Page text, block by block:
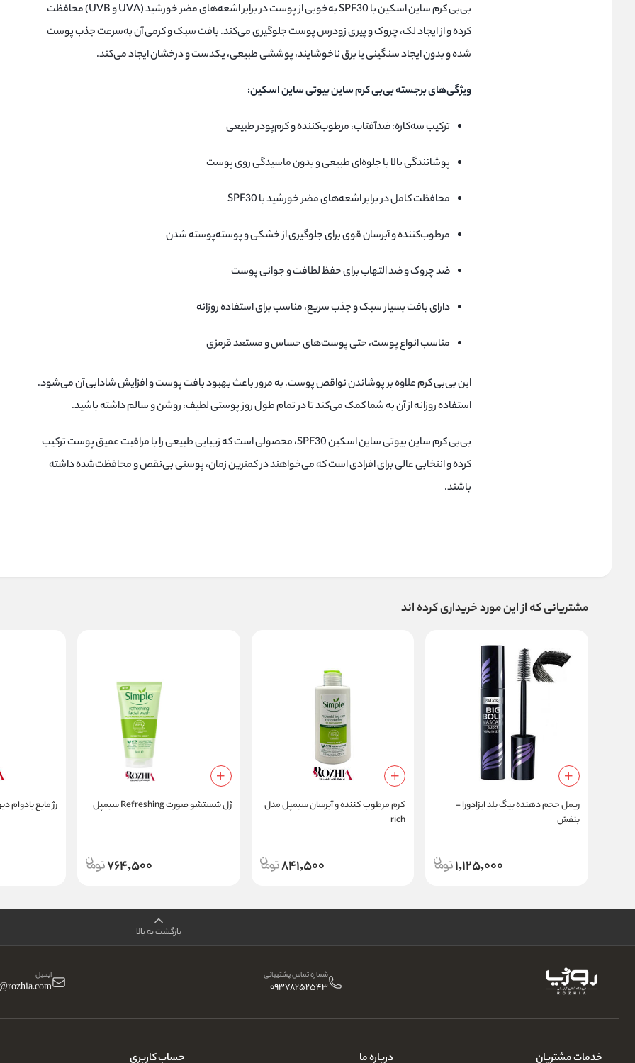
بی‌بی کرم ساین اسکین با SPF30 به‌خوبی از پوست در برابر اشعه‌های مضر خورشید (UVA و UVB) محافظت
کرده و از ایجاد لک، چروک و پیری زودرس پوست جلوگیری می‌کند. بافت سبک و کرمی آن به‌سرعت جذب پوست
شده و بدون ایجاد سنگینی یا برق ناخوشایند، پوششی طبیعی، یکدست و درخشان ایجاد می‌کند.
ویژگی‌های برجسته بی‌بی کرم ساین بیوتی ساین اسکین:
ترکیب سه‌کاره: ضدآفتاب، مرطوب‌کننده و کرم‌پودر طبیعی
پوشانندگی بالا با جلوه‌ای طبیعی و بدون ماسیدگی روی پوست
محافظت کامل در برابر اشعه‌های مضر خورشید با SPF30
مرطوب‌کننده و آبرسان قوی برای جلوگیری از خشکی و پوسته‌پوسته شدن
ضد چروک و ضد التهاب برای حفظ لطافت و جوانی پوست
دارای بافت بسیار سبک و جذب سریع، مناسب برای استفاده روزانه
مناسب انواع پوست، حتی پوست‌های حساس و مستعد قرمزی
این بی‌بی کرم علاوه بر پوشاندن نواقص پوست، به مرور باعث بهبود بافت پوست و افزایش شادابی آن می‌شود.
استفاده روزانه از آن به شما کمک می‌کند تا در تمام طول روز پوستی لطیف، روشن و سالم داشته باشید.
بی‌بی کرم ساین بیوتی ساین اسکین SPF30، محصولی است که زیبایی طبیعی را با مراقبت عمیق پوست ترکیب
کرده و انتخابی عالی برای افرادی است که می‌خواهند در کمترین زمان، پوستی بی‌نقص و محافظت‌شده داشته
باشند.
مشتریانی که از این مورد خریداری کرده اند
ریمل حجم دهنده بیگ بلد ایزادورا -
بنفش
1,125,000
کرم مرطوب کننده و آبرسان سیمپل مدل
rich
841,500
ژل شستشو صورت Refreshing سیمپل
764,500
رژ مایع بادوام
بازگشت به بالا
شماره تماس پشتیبانی
09378252543
ایمیل
خدمات مشتریان درباره ما حساب کاربری